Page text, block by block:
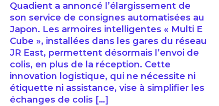
Quadient a annoncé l’élargissement de
son service de consignes automatisées au
Japon. Les armoires intelligentes « Multi E
Cube », installées dans les gares du réseau
JR East, permettent désormais l’envoi de
colis, en plus de la réception. Cette
innovation logistique, qui ne nécessite ni
étiquette ni assistance, vise à simplifier les
échanges de colis […]